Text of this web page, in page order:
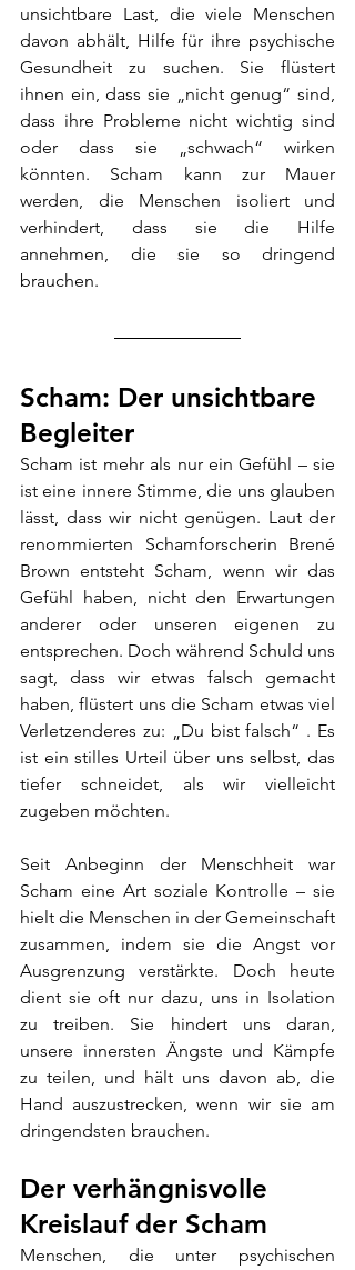
unsichtbare Last, die viele Menschen
davon abhält, Hilfe für ihre psychische
Gesundheit zu suchen. Sie flüstert
ihnen ein, dass sie „nicht genug“ sind,
dass ihre Probleme nicht wichtig sind
oder dass sie „schwach“ wirken
könnten. Scham kann zur Mauer
werden, die Menschen isoliert und
verhindert, dass sie die Hilfe
annehmen, die sie so dringend
brauchen.
Scham: Der unsichtbare
Begleiter
Scham ist mehr als nur ein Gefühl – sie
ist eine innere Stimme, die uns glauben
lässt, dass wir nicht genügen. Laut der
renommierten Schamforscherin Brené
Brown entsteht Scham, wenn wir das
Gefühl haben, nicht den Erwartungen
anderer oder unseren eigenen zu
entsprechen. Doch während Schuld uns
sagt, dass wir etwas falsch gemacht
haben, flüstert uns die Scham etwas viel
Verletzenderes zu: „Du bist falsch“ . Es
ist ein stilles Urteil über uns selbst, das
tiefer schneidet, als wir vielleicht
zugeben möchten.
Seit Anbeginn der Menschheit war
Scham eine Art soziale Kontrolle – sie
hielt die Menschen in der Gemeinschaft
zusammen, indem sie die Angst vor
Ausgrenzung verstärkte. Doch heute
dient sie oft nur dazu, uns in Isolation
zu treiben. Sie hindert uns daran,
unsere innersten Ängste und Kämpfe
zu teilen, und hält uns davon ab, die
Hand auszustrecken, wenn wir sie am
dringendsten brauchen.
Der verhängnisvolle
Kreislauf der Scham
Menschen, die unter psychischen